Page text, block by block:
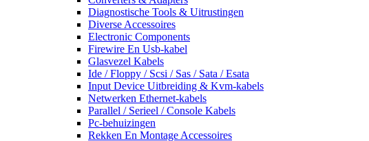
Diagnostische Tools & Uitrustingen
Diverse Accessoires
Electronic Components
Firewire En Usb-kabel
Glasvezel Kabels
Ide / Floppy / Scsi / Sas / Sata / Esata
Input Device Uitbreiding & Kvm-kabels
Netwerken Ethernet-kabels
Parallel / Serieel / Console Kabels
Pc-behuizingen
Rekken En Montage Accessoires